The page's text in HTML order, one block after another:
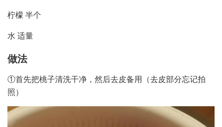
柠檬 半个
水 适量
做法
①首先把桃子清洗干净，然后去皮备用（去皮部分忘记拍
照）